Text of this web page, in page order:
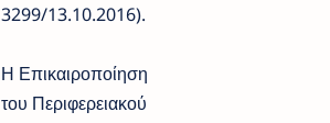
3299/13.10.2016).
Η Επικαιροποίηση
του Περιφερειακού